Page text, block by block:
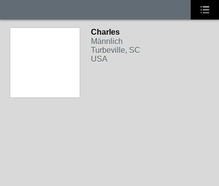
Charles
Männlich
Turbeville, SC
USA